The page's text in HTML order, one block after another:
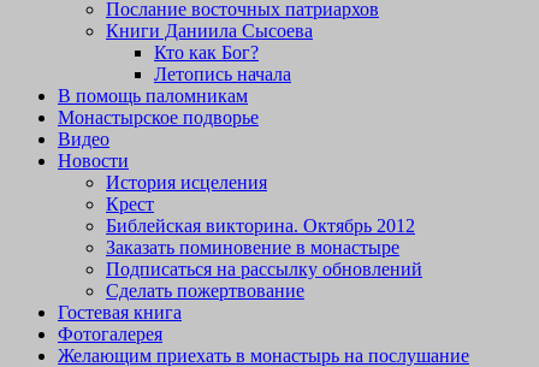
Послание восточных патриархов
Книги Даниила Сысоева
Кто как Бог?
Летопись начала
В помощь паломникам
Монастырское подворье
Видео
Новости
История исцеления
Крест
Библейская викторина. Октябрь 2012
Заказать поминовение в монастыре
Подписаться на рассылку обновлений
Сделать пожертвование
Гостевая книга
Фотогалерея
Желающим приехать в монастырь на послушание